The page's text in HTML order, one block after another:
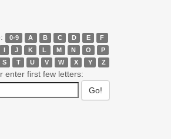
0-9 A B C D E
F
I J K L M N O
P
S T U V W X Y Z
enter first few letters: